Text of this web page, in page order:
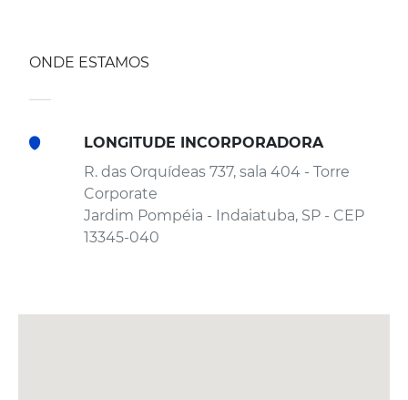
ONDE ESTAMOS
LONGITUDE INCORPORADORA
R. das Orquídeas 737, sala 404 - Torre
Corporate
Jardim Pompéia - Indaiatuba, SP - CEP
13345-040